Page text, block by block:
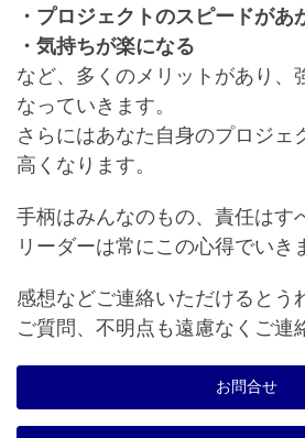
・プロジェクトのスピードがあ
・気持ちが楽になる
など、多くのメリットがあり、
なっていきます。
さらにはあなた自身のプロジェ
高くなります。
手柄はみんなのもの、責任はす
リーダーは常にこの心得でいき
感想などご連絡いただけるとう
ご質問、不明点も遠慮なくご連
お問合せ